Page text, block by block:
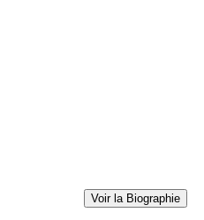
Voir la Biographie